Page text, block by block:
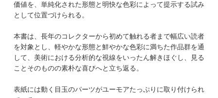
価値を、単純化された形態と明快な色彩によって提示する試み
として位置づけられる。
本書は、長年のコレクターから初めて触れる者まで幅広い読者
を対象とし、軽やかな形態と鮮やかな色彩に満ちた作品群を通
して、美術における分析的な視線をいったん解きほぐし、見る
ことそのものの素朴な喜びへと立ち返る。
表紙には動く目玉のパーツがユーモアたっぷりに取り付けられ